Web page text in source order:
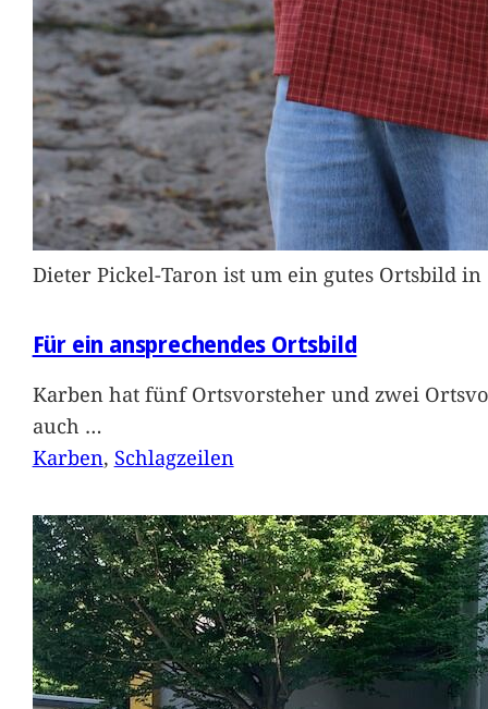
Dieter Pickel-Taron ist um ein gutes Ortsbild
Für ein ansprechendes Ortsbild
Karben hat fünf Ortsvorsteher und zwei
auch …
Karben, Schlagzeilen